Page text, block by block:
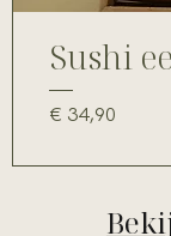
Sushi
Prijs
€ 34,90